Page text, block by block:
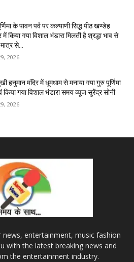
के पावन पर्व पर कल्याणी सिद्ध पीठ खण्डेह
में किया गया विशाल भंडारा मिलती है श्रद्धा भाव से
से...
2026
हनुमान मंदिर में धूमधाम से मनाया गया गुरु पूर्णिमा
किया गया विशाल भंडारा समय व्यूज सुरेंद्र सोनी
2026
news, entertainment, music fashion
with the latest breaking news and
the entertainment industry.